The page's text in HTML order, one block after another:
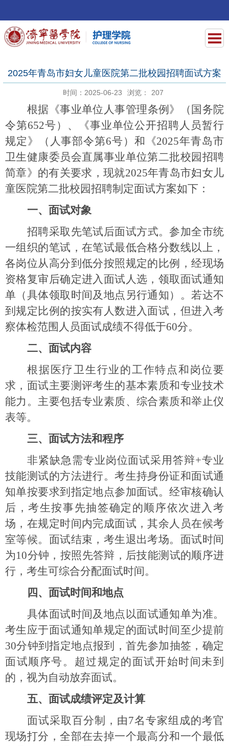
2025年青岛市妇女儿童医院第二批校园招聘面试方案
时间：2025-06-23 浏览： 207
根据《事业单位人事管理条例》（国务院
令第652号）、《事业单位公开招聘人员暂行
规定》（人事部令第6号）和《2025年青岛市
卫生健康委员会直属事业单位第二批校园招聘
简章》的有关要求，现就2025年青岛市妇女儿
童医院第二批校园招聘制定面试方案如下：
一、面试对象
招聘采取先笔试后面试方式。参加全市统
一组织的笔试，在笔试最低合格分数线以上，
各岗位从高分到低分按照规定的比例，经现场
资格复审后确定进入面试人选，领取面试通知
单（具体领取时间及地点另行通知）。若达不
到规定比例的按实有人数进入面试，但进入考
察体检范围人员面试成绩不得低于60分。
二、面试内容
根据医疗卫生行业的工作特点和岗位要
求，面试主要测评考生的基本素质和专业技术
能力。主要包括专业素质、综合素质和举止仪
表等。
三、面试方法和程序
非紧缺急需专业岗位面试采用答辩+专业
技能测试的方法进行。考生持身份证和面试通
知单按要求到指定地点参加面试。经审核确认
后，考生按事先抽签确定的顺序依次进入考
场，在规定时间内完成面试，其余人员在候考
室等候。面试结束，考生退出考场。面试时间
为10分钟，按照先答辩，后技能测试的顺序进
行，考生可综合分配面试时间。
四、面试时间和地点
具体面试时间及地点以面试通知单为准。
考生应于面试通知单规定的面试时间至少提前
30分钟到指定地点报到，首先参加抽签，确定
面试顺序号。超过规定的面试开始时间未到
的，视为自动放弃面试。
五、面试成绩评定及计算
面试采取百分制，由7名专家组成的考官
现场打分，全部在去掉一个最高分和一个最低